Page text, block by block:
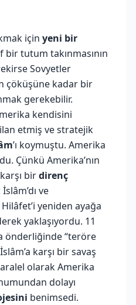
için yeni bir
tutum takınmasının
Sovyetler
çöküşüne kadar bir
gerekebilir.
kendisini
ilan etmiş ve stratejik
’ı koymuştu. Amerika
Çünkü Amerika’nın
birdirenç
ve
yeniden ayağa
yaklaşıyordu. 11
önderliğinde “teröre
karşı bir savaş
olarak Amerika
dolayı
benimsedi.